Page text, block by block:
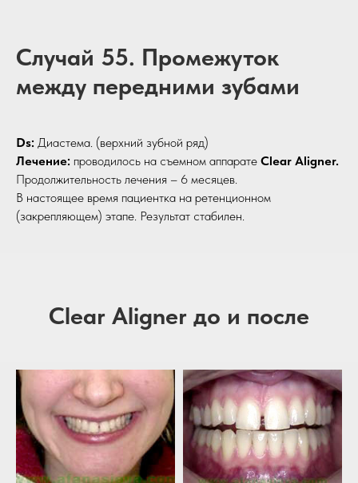
Случай 55. Промежуток
между передними зубами
Ds: Диастема. (верхний зубной ряд)
Лечение: проводилось на съемном аппарате Clear Aligner.
Продолжительность лечения – 6 месяцев.
В настоящее время пациентка на ретенционном
(закрепляющем) этапе. Результат стабилен.
Clear Aligner до и после